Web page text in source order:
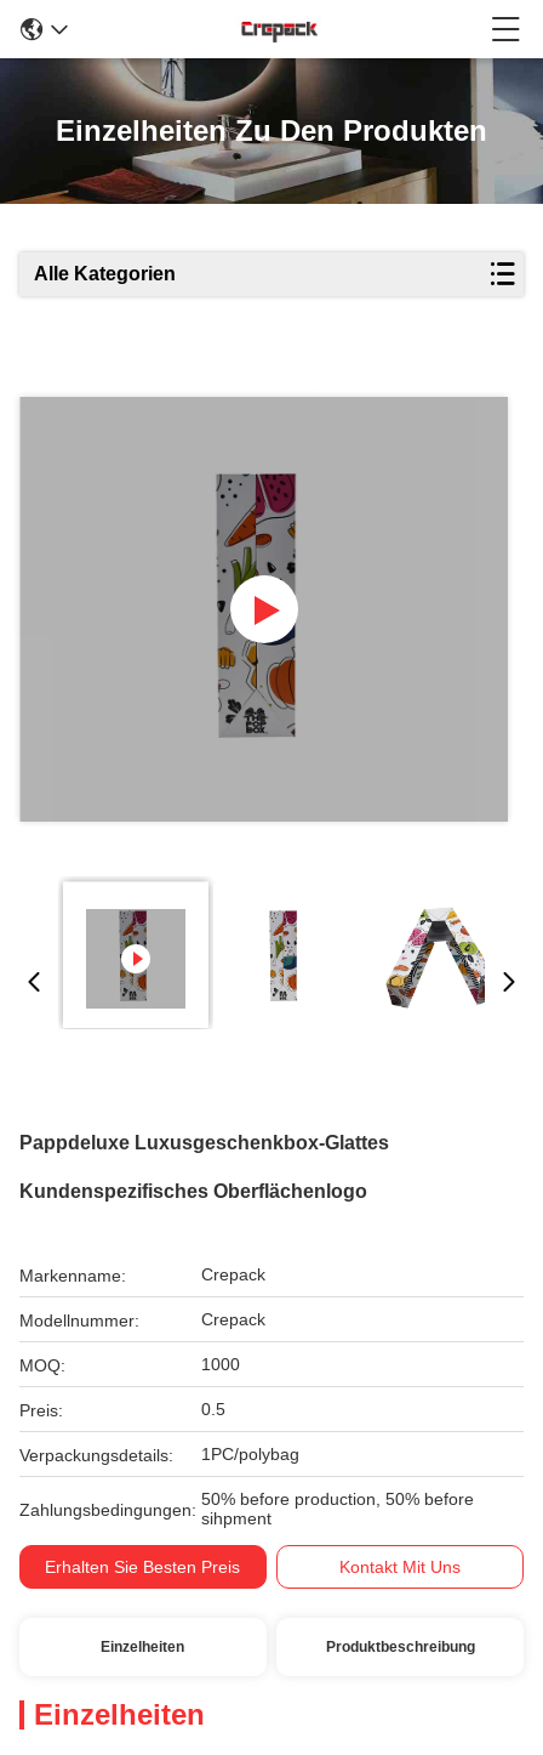
Einzelheiten Zu Den Produkten
Alle Kategorien
Pappdeluxe Luxusgeschenkbox-Glattes
Kundenspezifisches Oberflächenlogo
Markenname: Crepack
Modellnummer: Crepack
MOQ: 1000
Preis: 0.5
Verpackungsdetails: 1PC/polybag
Zahlungsbedingungen:
50% before production, 50% before
sihpment
Erhalten Sie Besten Preis Kontakt Mit Uns
Einzelheiten Produktbeschreibung
Einzelheiten